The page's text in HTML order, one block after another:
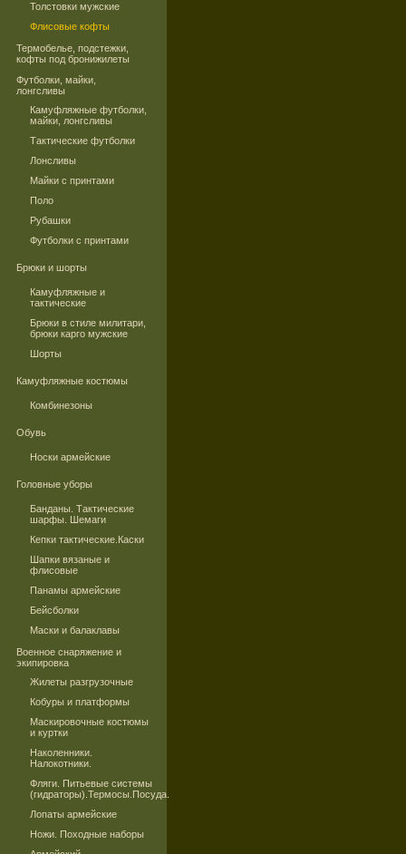
Толстовки мужские
Флисовые кофты
Термобелье, подстежки,
кофты под бронижилеты
Футболки, майки,
лонгсливы
Камуфляжные футболки,
майки, лонгсливы
Тактические футболки
Лонсливы
Майки с принтами
Поло
Рубашки
Футболки с принтами
Брюки и шорты
Камуфляжные и
тактические
Брюки в стиле милитари,
брюки карго мужские
Шорты
Камуфляжные костюмы
Комбинезоны
Обувь
Носки армейские
Головные уборы
Банданы. Тактические
шарфы. Шемаги
Кепки тактические.Каски
Шапки вязаные и
флисовые
Панамы армейские
Бейсболки
Маски и балаклавы
Военное снаряжение и
экипировка
Жилеты разгрузочные
Кобуры и платформы
Маскировочные костюмы
и куртки
Наколенники.
Налокотники.
Фляги. Питьевые системы
(гидраторы).Термосы.Посуда.
Лопаты армейские
Ножи. Походные наборы